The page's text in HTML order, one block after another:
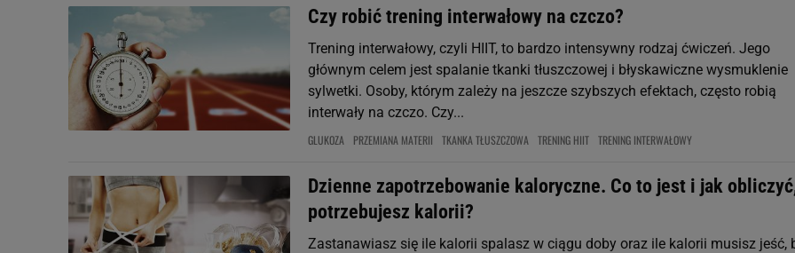
Czy robić trening interwałowy na czczo?
Trening interwałowy, czyli HIIT, to bardzo intensywny rodzaj ćwiczeń. Jego
głównym celem jest spalanie tkanki tłuszczowej i błyskawiczne wysmuklenie
sylwetki. Osoby, którym zależy na jeszcze szybszych efektach, często robią
interwały na czczo. Czy...
GLUKOZA PRZEMIANA MATERII TKANKA TŁUSZCZOWA TRENING HIIT TRENING INTERWAŁOWY
Dzienne zapotrzebowanie kaloryczne. Co to jest i jak
potrzebujesz kalorii?
Zastanawiasz się ile kalorii spalasz w ciągu doby oraz ile kalorii musisz jeść,